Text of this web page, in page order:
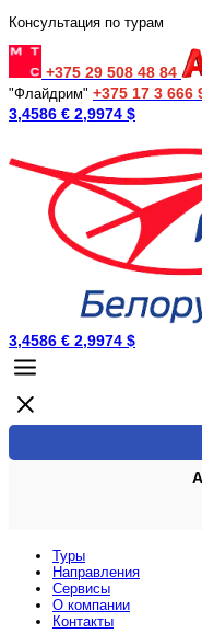
Консультация по турам
+375 29 508 48 84
"Флайдрим" +375 17 3 666
3,4586 € 2,9974 $
3,4586 € 2,9974 $
Туры
Направления
Сервисы
O компании
Контакты